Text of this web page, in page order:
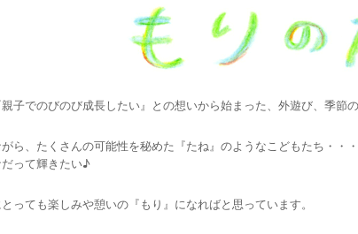
子でのびのび成長したい』との想いから始まった、外遊び、季節
ら、たくさんの可能性を秘めた『たね』のようなこどもたち・
って輝きたい♪
っても楽しみや憩いの『もり』になればと思っています。